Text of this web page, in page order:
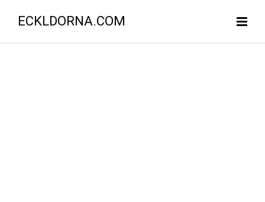
ECKLDORNA.COM